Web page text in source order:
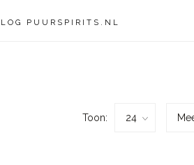
PUURSPIRITS.NL
Toon: